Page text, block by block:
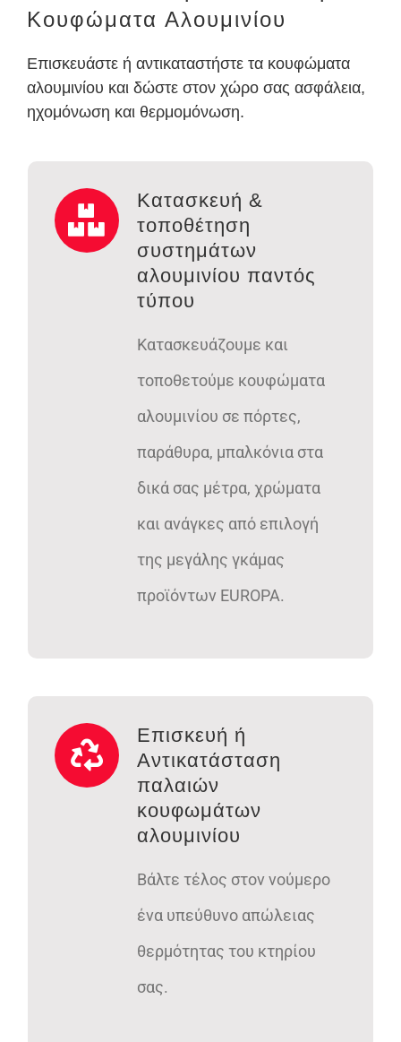
Κουφώματα Αλουμινίου
Επισκευάστε ή αντικαταστήστε τα κουφώματα
αλουμινίου και δώστε στον χώρο σας ασφάλεια,
ηχομόνωση και θερμομόνωση.
Κατασκευή &
τοποθέτηση
συστημάτων
αλουμινίου παντός
τύπου
Κατασκευάζουμε και
τοποθετούμε κουφώματα
αλουμινίου σε πόρτες,
παράθυρα, μπαλκόνια στα
δικά σας μέτρα, χρώματα
και ανάγκες από επιλογή
της μεγάλης γκάμας
προϊόντων EUROPA.
Επισκευή ή
Αντικατάσταση
παλαιών
κουφωμάτων
αλουμινίου
Βάλτε τέλος στον νούμερο
ένα υπεύθυνο απώλειας
θερμότητας του κτηρίου
σας.